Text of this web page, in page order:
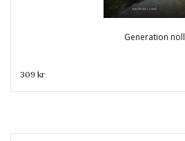
Generation noll
309 kr